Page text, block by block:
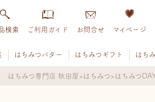
検索 ご利用ガイド お問合せ マイページ
はちみつバター はちみつギフト はち
はちみつ専門店 秋田屋 はちみつ はちみつ